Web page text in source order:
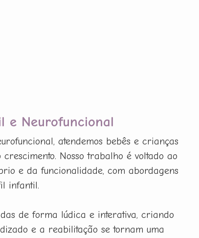
e Neurofuncional
atendemos bebês e crianças
Nosso trabalho é voltado ao
e da funcionalidade, com abordagens
infantil.
de forma lúdica e interativa, criando
e a reabilitação se tornam uma